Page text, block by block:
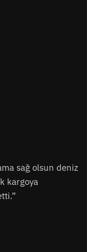
sağ olsun deniz
kargoya